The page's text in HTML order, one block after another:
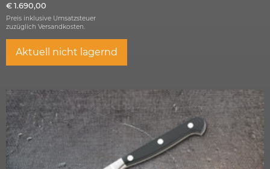
€ 1.690,00
Preis inklusive Umsatzsteuer
zuzüglich Versandkosten.
Aktuell nicht lagernd